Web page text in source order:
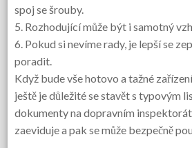
spoj se šrouby.
5. Rozhodující může být i samotný
6. Pokud si nevíme rady, je lepší se
poradit.
Když bude vše hotovo a tažné
ještě je důležité se stavět s typovým
dokumenty na dopravním
zaeviduje a pak se může bezpečně